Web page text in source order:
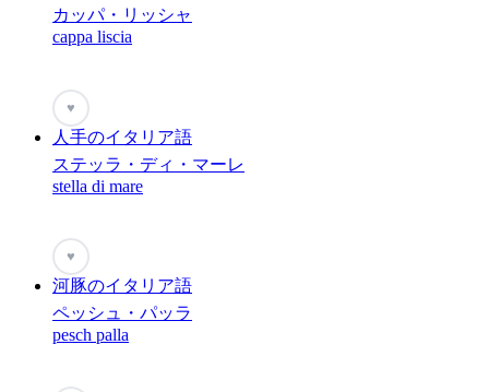
カッパ・リッシャ
cappa liscia
♥
人手のイタリア語
ステッラ・ディ・マーレ
stella di mare
♥
河豚のイタリア語
ペッシュ・パッラ
pesch palla